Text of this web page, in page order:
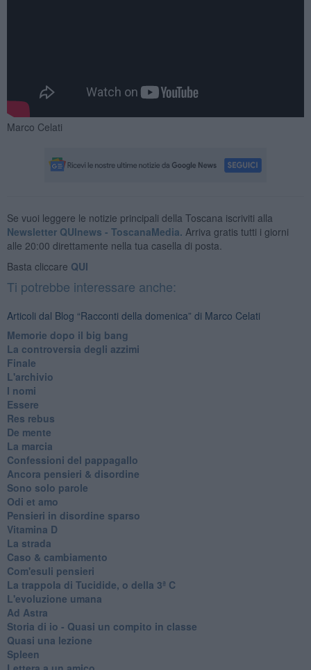
Marco Celati
Se vuoi leggere le notizie principali della Toscana iscriviti alla
Newsletter QUInews - ToscanaMedia. Arriva gratis tutti i giorni
alle 20:00 direttamente nella tua casella di posta.
Basta cliccare QUI
Ti potrebbe interessare anche:
Articoli dal Blog “Racconti della domenica” di Marco Celati
Memorie dopo il big bang
La controversia degli azzimi
Finale
L'archivio
I nomi
Essere
Res rebus
De mente
La marcia
Confessioni del pappagallo
Ancora pensieri & disordine
Sono solo parole
Odi et amo
Pensieri in disordine sparso
Vitamina D
La strada
Caso & cambiamento
Com'esuli pensieri
La trappola di Tucidide, o della 3ª C
L'evoluzione umana
Ad Astra
Storia di io - Quasi un compito in classe
Quasi una lezione
Spleen